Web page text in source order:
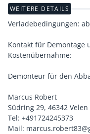
WEITERE DETAILS
Verladebedingungen:
Kontakt für Demontage
Kostenübernahme:
Demonteur für den
Marcus Robert
Südring 29, 46342 Velen
Tel: +491724245373
Mail: